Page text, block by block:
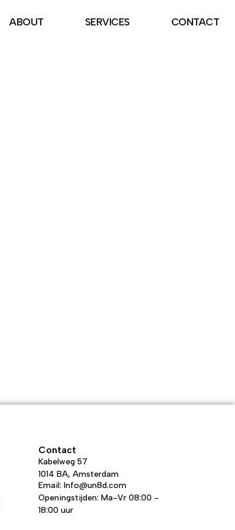
ABOUT SERVICES CONTACT
Contact
Kabelweg 57
1014 BA, Amsterdam
Email: Info@un8d.com
Openingstijden: Ma-Vr 08:00 -
18:00 uur